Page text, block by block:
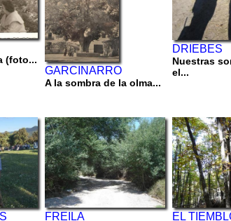
(foto...
GARCINARRO
A la sombra de la olma...
DRIEBES
Nuestras
el...
FREILA EL